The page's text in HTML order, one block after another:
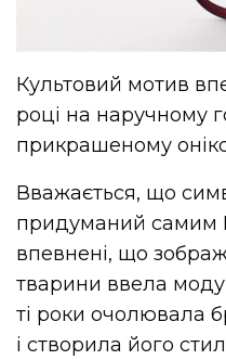
Культовий мотив
році на наручному
прикрашеному
Вважається, що
придуманий самим
впевнені, що
тварини ввела
ті роки очолювала
і створила його